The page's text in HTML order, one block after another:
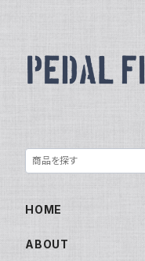
HOME
ABOUT